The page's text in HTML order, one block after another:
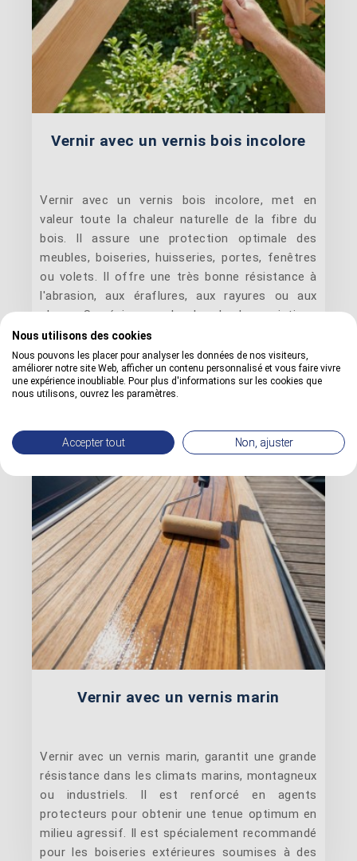
Vernir avec un vernis bois incolore
Vernir avec un vernis bois incolore, met en
valeur toute la chaleur naturelle de la fibre du
bois. Il assure une protection optimale des
meubles, boiseries, huisseries, portes, fenêtres
ou volets. Il offre une très bonne résistance à
l'abrasion, aux éraflures, aux rayures ou aux
chocs. Sa résine souple absorbe les variations
(...)
Vernir avec un vernis marin
Vernir avec un vernis marin, garantit une grande
résistance dans les climats marins, montagneux
ou industriels. Il est renforcé en agents
protecteurs pour obtenir une tenue optimum en
milieu agressif. Il est spécialement recommandé
pour les boiseries extérieures soumises à des
Nous utilisons des cookies
Nous pouvons les placer pour analyser les données de nos visiteurs,
améliorer notre site Web, afficher un contenu personnalisé et vous faire vivre
une expérience inoubliable. Pour plus d'informations sur les cookies que
nous utilisons, ouvrez les paramètres.
Accepter tout Non, ajuster